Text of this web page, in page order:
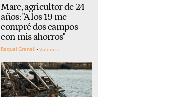
Marc, agricultor de 24
años: "A los 19 me
compré dos campos
con mis ahorros"
Raquel Granell Valencia